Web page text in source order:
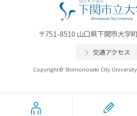
〒751-8510 山口県下関市大学
交通アクセス
Copyright© Shimonoseki City